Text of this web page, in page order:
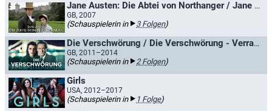
Jane Austen: Die Abtei von Northanger / Jane Austens Northanger Abbey
GB, 2007
(Schauspielerin in 3 Folgen)
Die Verschwörung / Die Verschwörung - Verrat auf höchster Ebene
GB, 2011–2014
(Schauspielerin in 2 Folgen)
Girls
USA, 2012–2017
(Schauspielerin in 1 Folge)